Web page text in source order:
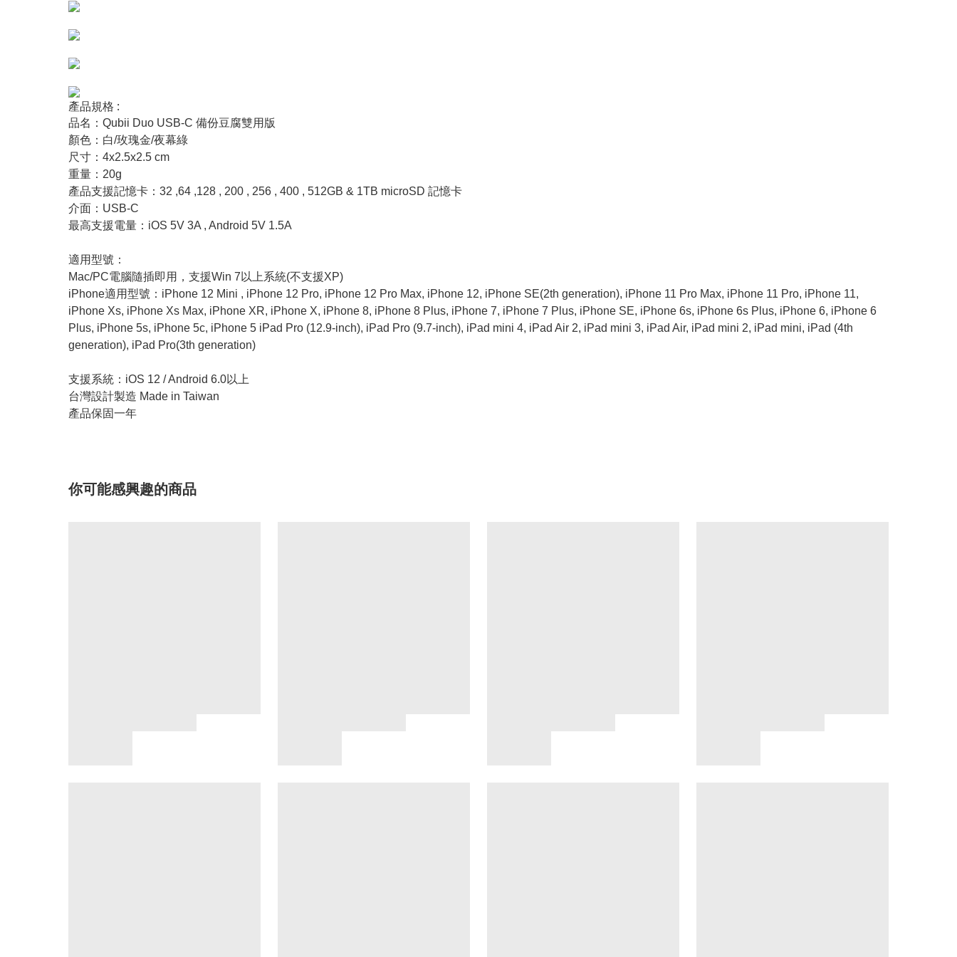
產品規格 :
品名：Qubii Duo USB-C 備份豆腐雙用版
顏色：白/玫瑰金/夜幕綠
尺寸：4x2.5x2.5 cm
重量：20g
產品支援記憶卡：32 ,64 ,128 , 200 , 256 , 400 , 512GB & 1TB microSD 記憶卡
介面： USB-C
最高支援電量：iOS 5V 3A , Android 5V 1.5A
適用型號：
Mac/PC電腦隨插即用，支援Win 7以上系統(不支援XP)
iPhone適用型號：iPhone 12 Mini , iPhone 12 Pro, iPhone 12 Pro Max, iPhone 12, iPhone SE(2th generation), iPhone 11 Pro Max, iPhone 11 Pro, iPhone 11,
iPhone Xs, iPhone Xs Max, iPhone XR, iPhone X, iPhone 8, iPhone 8 Plus, iPhone 7, iPhone 7 Plus, iPhone SE, iPhone 6s, iPhone 6s Plus, iPhone 6, iPhone 6
Plus, iPhone 5s, iPhone 5c, iPhone 5 iPad Pro (12.9-inch), iPad Pro (9.7-inch), iPad mini 4, iPad Air 2, iPad mini 3, iPad Air, iPad mini 2, iPad mini, iPad (4th
generation), iPad Pro(3th generation)
支援系統：iOS 12 / Android 6.0以上
台灣設計製造 Made in Taiwan
產品保固一年
你可能感興趣的商品